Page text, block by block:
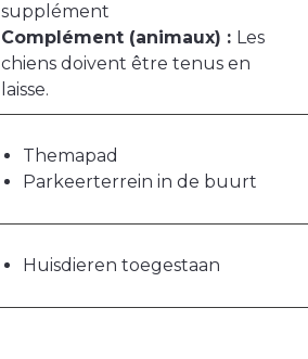
supplément
Complément (animaux) : Les
chiens doivent être tenus en
laisse.
Themapad
Parkeerterrein in de buurt
Huisdieren toegestaan